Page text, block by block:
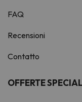
FAQ
Recensioni
Contatto
OFFERTE